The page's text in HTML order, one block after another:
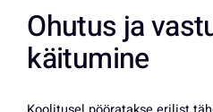
Ohutus ja
käitumine